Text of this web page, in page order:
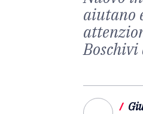
aiutano
Boschivi
/